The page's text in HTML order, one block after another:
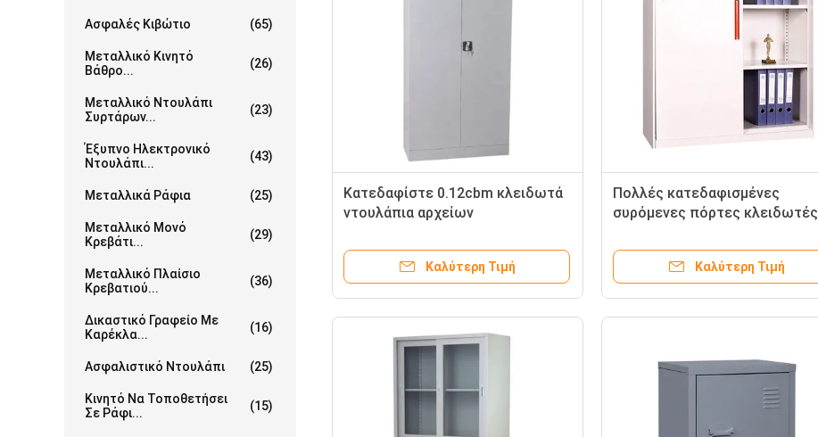
Ασφαλές Κιβώτιο (65)
Μεταλλικό Κινητό
Βάθρο...
(26)
Μεταλλικό Ντουλάπι
Συρτάρων...
(23)
Έξυπνο Ηλεκτρονικό
Ντουλάπι...
(43)
Μεταλλικά Ράφια (25)
Μεταλλικό Μονό
Κρεβάτι...
(29)
Μεταλλικό Πλαίσιο
Κρεβατιού...
(36)
Δικαστικό Γραφείο Με
Καρέκλα...
(16)
Ασφαλιστικό Ντουλάπι (25)
Κινητό Να Τοποθετήσει
Σε Ράφι...
(15)
Κατεδαφίστε 0.12cbm κλειδωτά
ντουλάπια αρχείων
Καλύτερη Τιμή
Πολλές κατεδαφισμένες
συρόμενες πόρτες κλειδωτές
Καλύτερη Τιμή